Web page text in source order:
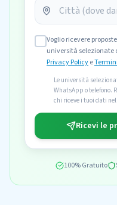
Voglio ricevere
università selezionate
Privacy PolicyeTermini
Le università
WhatsApp o telefono.
chi riceve i tuoi dati
Ricevi le
100% Gratuito